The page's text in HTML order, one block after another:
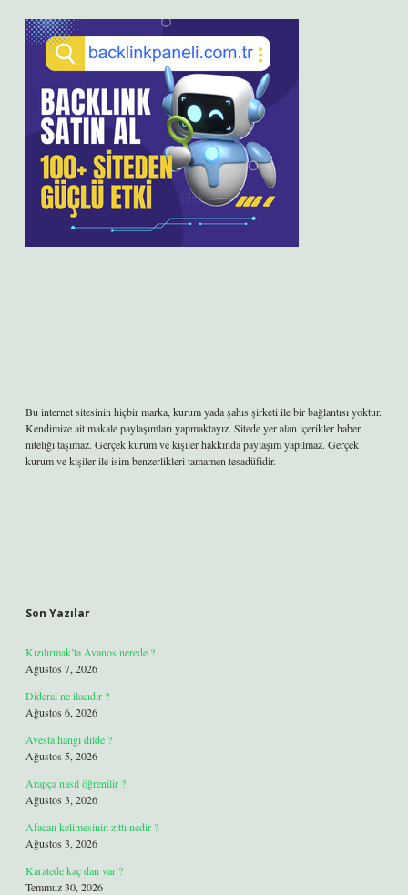
Bu internet sitesinin hiçbir marka, kurum yada şahıs şirketi ile bir bağlantısı yoktur.
Kendimize ait makale paylaşımları yapmaktayız. Sitede yer alan içerikler haber
niteliği taşımaz. Gerçek kurum ve kişiler hakkında paylaşım yapılmaz. Gerçek
kurum ve kişiler ile isim benzerlikleri tamamen tesadüfidir.
Son Yazılar
Kızılırmak’ta Avanos nerede ?
Ağustos 7, 2026
Dideral ne ilacıdır ?
Ağustos 6, 2026
Avesta hangi dilde ?
Ağustos 5, 2026
Arapça nasıl öğrenilir ?
Ağustos 3, 2026
Afacan kelimesinin zıttı nedir ?
Ağustos 3, 2026
Karatede kaç dan var ?
Temmuz 30, 2026